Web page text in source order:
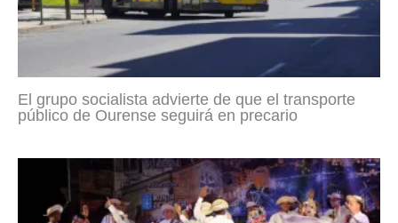
El grupo socialista advierte de que el transporte
público de Ourense seguirá en precario